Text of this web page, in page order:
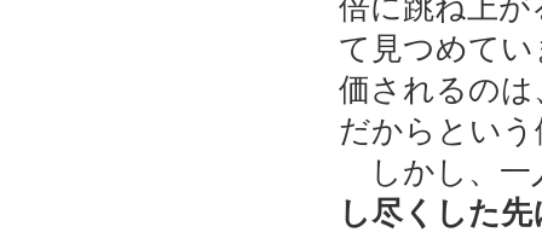
倍に跳ね上が
て見つめて
価されるの
だからとい
しかし、一
し尽くした